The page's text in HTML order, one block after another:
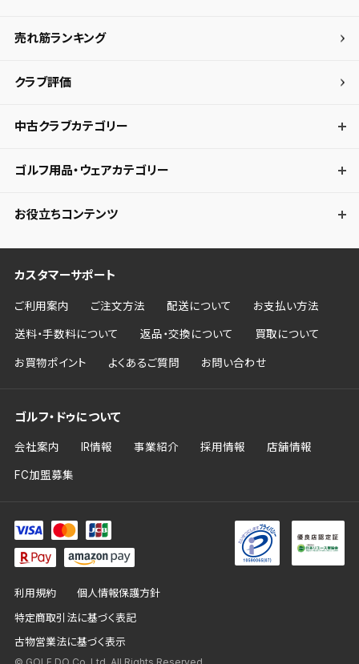
売れ筋ランキング
クラブ評価
中古クラブカテゴリー
ゴルフ用品・ウェアカテゴリー
お役立ちコンテンツ
カスタマーサポート
ご利用案内 ご注文方法 配送について お支払い方法
送料・手数料について 返品・交換について 買取について
お買物ポイント よくあるご質問 お問い合わせ
ゴルフ・ドゥについて
会社案内 IR情報 事業紹介 採用情報 店舗情報
FC加盟募集
利用規約 個人情報保護方針
特定商取引法に基づく表記
古物営業法に基づく表示